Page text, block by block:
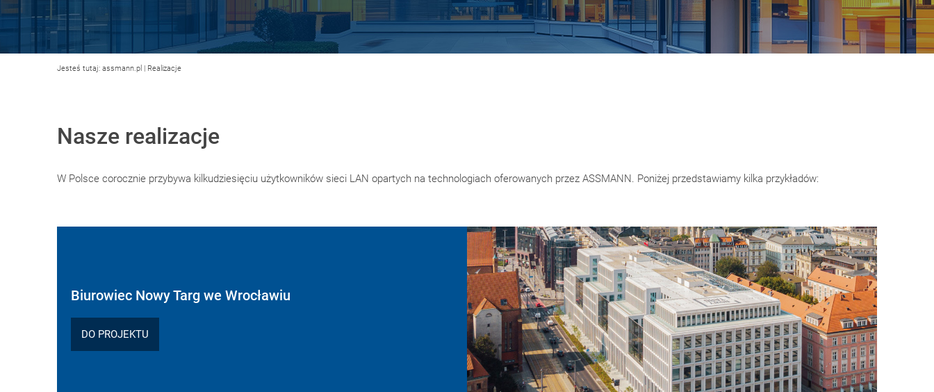
Jesteś tutaj: assmann.pl | Realizacje
Nasze realizacje
W Polsce corocznie przybywa kilkudziesięciu użytkowników sieci LAN opartych na technologiach oferowanych przez ASSMANN. Poniżej przedstawiamy kilka przykładów:
Biurowiec Nowy Targ we Wrocławiu
DO PROJEKTU